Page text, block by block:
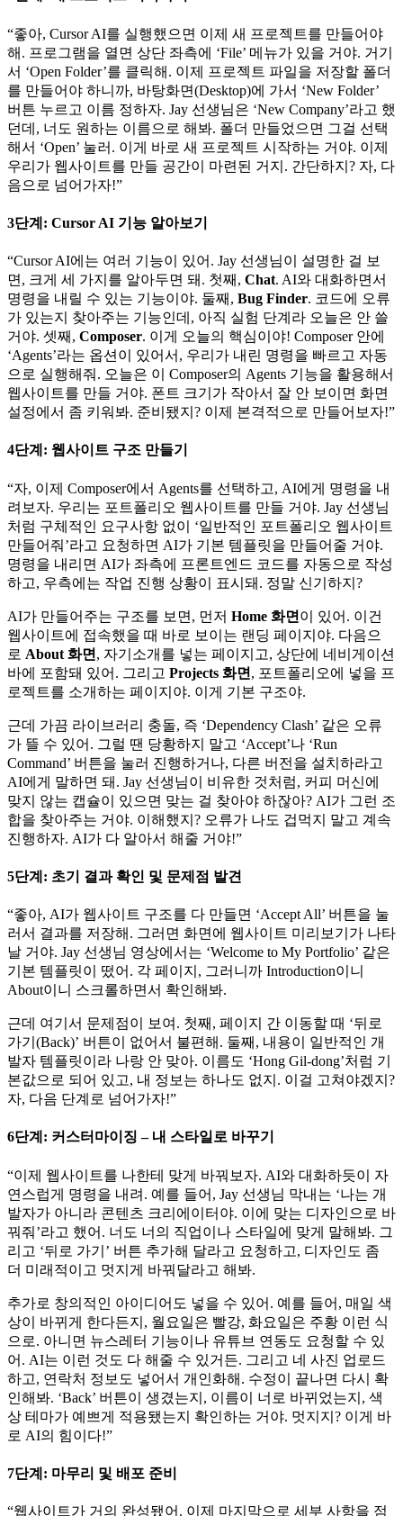
“좋아, Cursor AI를 실행했으면 이제 새 프로젝트를 만들어야
해. 프로그램을 열면 상단 좌측에 ‘File’ 메뉴가 있을 거야. 거기
서 ‘Open Folder’를 클릭해. 이제 프로젝트 파일을 저장할 폴더
를 만들어야 하니까, 바탕화면(Desktop)에 가서 ‘New Folder’
버튼 누르고 이름 정하자. Jay 선생님은 ‘New Company’라고 했
던데, 너도 원하는 이름으로 해봐. 폴더 만들었으면 그걸 선택
해서 ‘Open’ 눌러. 이게 바로 새 프로젝트 시작하는 거야. 이제
우리가 웹사이트를 만들 공간이 마련된 거지. 간단하지? 자, 다
음으로 넘어가자!”
3단계: Cursor AI 기능 알아보기
“Cursor AI에는 여러 기능이 있어. Jay 선생님이 설명한 걸 보
면, 크게 세 가지를 알아두면 돼. 첫째, Chat. AI와 대화하면서
명령을 내릴 수 있는 기능이야. 둘째, Bug Finder. 코드에 오류
가 있는지 찾아주는 기능인데, 아직 실험 단계라 오늘은 안 쓸
거야. 셋째, Composer. 이게 오늘의 핵심이야! Composer 안에
‘Agents’라는 옵션이 있어서, 우리가 내린 명령을 빠르고 자동
으로 실행해줘. 오늘은 이 Composer의 Agents 기능을 활용해서
웹사이트를 만들 거야. 폰트 크기가 작아서 잘 안 보이면 화면
설정에서 좀 키워봐. 준비됐지? 이제 본격적으로 만들어보자!”
4단계: 웹사이트 구조 만들기
“자, 이제 Composer에서 Agents를 선택하고, AI에게 명령을 내
려보자. 우리는 포트폴리오 웹사이트를 만들 거야. Jay 선생님
처럼 구체적인 요구사항 없이 ‘일반적인 포트폴리오 웹사이트
만들어줘’라고 요청하면 AI가 기본 템플릿을 만들어줄 거야.
명령을 내리면 AI가 좌측에 프론트엔드 코드를 자동으로 작성
하고, 우측에는 작업 진행 상황이 표시돼. 정말 신기하지?
AI가 만들어주는 구조를 보면, 먼저 Home 화면 이 있어. 이건
웹사이트에 접속했을 때 바로 보이는 랜딩 페이지야. 다음으
로 About 화면 , 자기소개를 넣는 페이지고, 상단에 네비게이션
바에 포함돼 있어. 그리고 Projects 화면 , 포트폴리오에 넣을 프
로젝트를 소개하는 페이지야. 이게 기본 구조야.
근데 가끔 라이브러리 충돌, 즉 ‘Dependency Clash’ 같은 오류
가 뜰 수 있어. 그럴 땐 당황하지 말고 ‘Accept’나 ‘Run
Command’ 버튼을 눌러 진행하거나, 다른 버전을 설치하라고
AI에게 말하면 돼. Jay 선생님이 비유한 것처럼, 커피 머신에
맞지 않는 캡슐이 있으면 맞는 걸 찾아야 하잖아? AI가 그런 조
합을 찾아주는 거야. 이해했지? 오류가 나도 겁먹지 말고 계속
진행하자. AI가 다 알아서 해줄 거야!”
5단계: 초기 결과 확인 및 문제점 발견
“좋아, AI가 웹사이트 구조를 다 만들면 ‘Accept All’ 버튼을 눌
러서 결과를 저장해. 그러면 화면에 웹사이트 미리보기가 나타
날 거야. Jay 선생님 영상에서는 ‘Welcome to My Portfolio’ 같은
기본 템플릿이 떴어. 각 페이지, 그러니까 Introduction이니
About이니 스크롤하면서 확인해봐.
근데 여기서 문제점이 보여. 첫째, 페이지 간 이동할 때 ‘뒤로
가기(Back)’ 버튼이 없어서 불편해. 둘째, 내용이 일반적인 개
발자 템플릿이라 나랑 안 맞아. 이름도 ‘Hong Gil-dong’처럼 기
본값으로 되어 있고, 내 정보는 하나도 없지. 이걸 고쳐야겠지?
자, 다음 단계로 넘어가자!”
6단계: 커스터마이징 – 내 스타일로 바꾸기
“이제 웹사이트를 나한테 맞게 바꿔보자. AI와 대화하듯이 자
연스럽게 명령을 내려. 예를 들어, Jay 선생님 막내는 ‘나는 개
발자가 아니라 콘텐츠 크리에이터야. 이에 맞는 디자인으로 바
꿔줘’라고 했어. 너도 너의 직업이나 스타일에 맞게 말해봐. 그
리고 ‘뒤로 가기’ 버튼 추가해 달라고 요청하고, 디자인도 좀
더 미래적이고 멋지게 바꿔달라고 해봐.
추가로 창의적인 아이디어도 넣을 수 있어. 예를 들어, 매일 색
상이 바뀌게 한다든지, 월요일은 빨강, 화요일은 주황 이런 식
으로. 아니면 뉴스레터 기능이나 유튜브 연동도 요청할 수 있
어. AI는 이런 것도 다 해줄 수 있거든. 그리고 네 사진 업로드
하고, 연락처 정보도 넣어서 개인화해. 수정이 끝나면 다시 확
인해봐. ‘Back’ 버튼이 생겼는지, 이름이 너로 바뀌었는지, 색
상 테마가 예쁘게 적용됐는지 확인하는 거야. 멋지지? 이게 바
로 AI의 힘이다!”
7단계: 마무리 및 배포 준비
“웹사이트가 거의 완성됐어. 이제 마지막으로 세부 사항을 점